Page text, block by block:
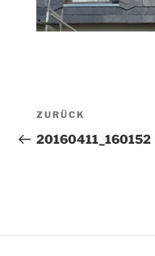
Vorheriger
Beitrag
ZURÜCK
20160411_160152